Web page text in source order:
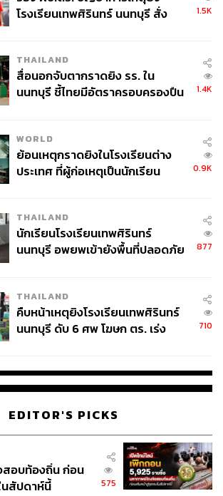
โรงเรียนเทพศิรินทร์ นนทบุรี สั่ง
1.5K
THAILAND
สื่อนอกจับตากราดยิง รร. ใน
นนทบุรี ชี้ไทยมีอัตราครอบครองปืน
1.4K
WORLD
ย้อนเหตุกราดยิงในโรงเรียนต่าง
ประเทศ ที่ผู้ก่อเหตุเป็นนักเรียน
0.9K
THAILAND
นักเรียนโรงเรียนเทพศิรินทร์
นนทบุรี อพยพเข้ายังพื้นที่ปลอดภัย
877
THAILAND
คืบหน้าเหตุยิงโรงเรียนเทพศิรินทร์
นนทบุรี ดับ 6 ศพ โฆษก ตร. เร่ง
710
EDITOR'S PICKS
สอบท้องถิ่น ก่อน
สัปดาห์นี้
575